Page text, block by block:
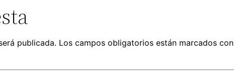
publicada. Los campos obligatorios están marcados con